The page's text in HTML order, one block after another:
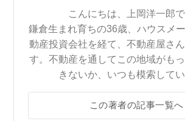
こんにちは、上岡洋一郎で
鎌倉生まれ育ちの36歳、ハウスメ
動産投資会社を経て、不動産屋さ
す。不動産を通してこの地域がも
きないか、いつも模索してい
この著者の記事一覧へ